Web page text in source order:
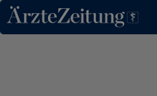
Direkt zum Inhaltsbereich